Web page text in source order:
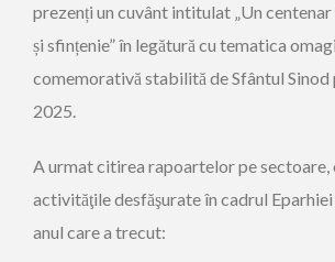
prezenți un cuvânt intitulat „Un
și sfințenie” în legătură cu tematica
comemorativă stabilită de Sfântul Sinod
2025.
A urmat citirea rapoartelor pe
activităţile desfăşurate în cadrul
anul care a trecut: